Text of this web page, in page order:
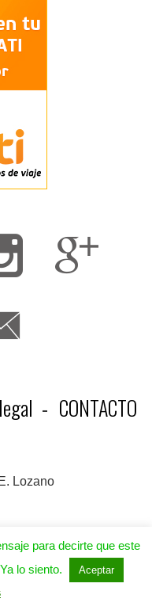
CONTACTO
Lozano
para decirte que este
lo siento.
Aceptar